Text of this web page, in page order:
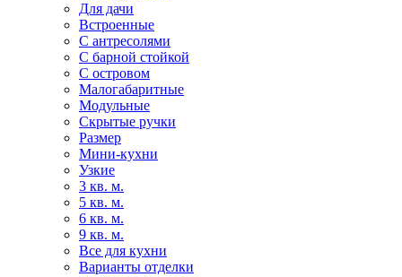
Для дачи
Встроенные
С антресолями
С барной стойкой
С островом
Малогабаритные
Модульные
Скрытые ручки
Размер
Мини-кухни
Узкие
3 кв. м.
5 кв. м.
6 кв. м.
9 кв. м.
Все для кухни
Варианты отделки